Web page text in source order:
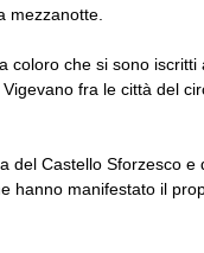
mezzanotte.
coloro che si sono iscritti
fra le città del
del Castello Sforzesco e
hanno manifestato il